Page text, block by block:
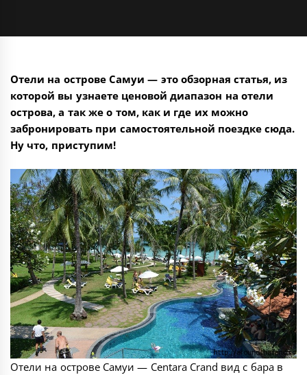
Отели на острове Самуи — это обзорная статья, из
которой вы узнаете ценовой диапазон на отели
острова, а так же о том, как и где их можно
забронировать при самостоятельной поездке сюда.
Ну что, приступим!
Отели на острове Самуи — Centara Crand вид с бара в